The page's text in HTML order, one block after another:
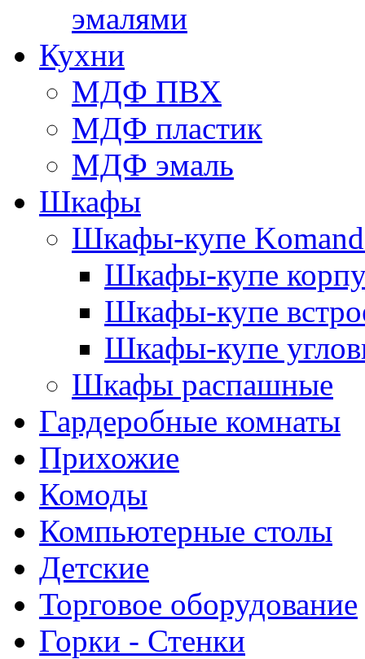
эмалями
Кухни
МДФ ПВХ
МДФ пластик
МДФ эмаль
Шкафы
Шкафы-купе
Шкафы-купе
Шкафы-купе
Шкафы-купе
Шкафы распашные
Гардеробные комнаты
Прихожие
Комоды
Компьютерные столы
Детские
Торговое оборудование
Горки - Стенки